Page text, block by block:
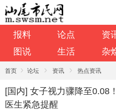
报料 论点 资
图说
生活 杂
首页 › 论坛 › 资讯 › 热点资讯
[国内] 女子视力骤降至0.08
医生紧急提醒